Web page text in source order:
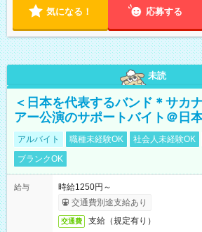
気になる！ 応募する
未読
＜日本を代表するバンド＊サカ
アー公演のサポートバイト＠日
アルバイト 職種未経験OK 社会人未経験OK
ブランクOK
給与
時給1250円～
交通費別途支給あり
交通費 支給（規定有り）